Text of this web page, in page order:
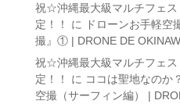
祝☆沖縄最大級マルチフェ
定！！
に
ドローンお手軽空
撮』① | DRONE DE
祝☆沖縄最大級マルチフェ
定！！
に ココは聖地なのか
空撮（サーフィン編） |